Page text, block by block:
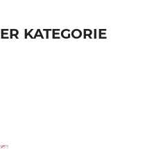
KATEGORIE